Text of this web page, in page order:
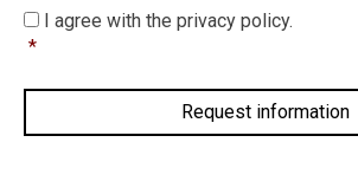
I
agree
I agree with the privacy policy.
*